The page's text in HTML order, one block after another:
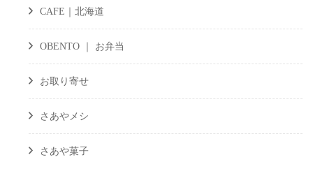
CAFE｜北海道
OBENTO ｜ お弁当
お取り寄せ
さあやメシ
さあや菓子